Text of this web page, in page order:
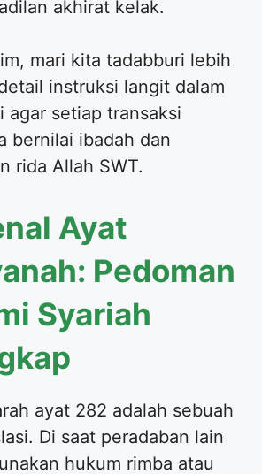
akhirat kelak.
mari kita tadabburi lebih
instruksi langit dalam
agar setiap transaksi
bernilai ibadah dan
rida Allah SWT.
Ayat
Pedoman
Syariah
ayat 282 adalah sebuah
Di saat peradaban lain
hukum rimba atau